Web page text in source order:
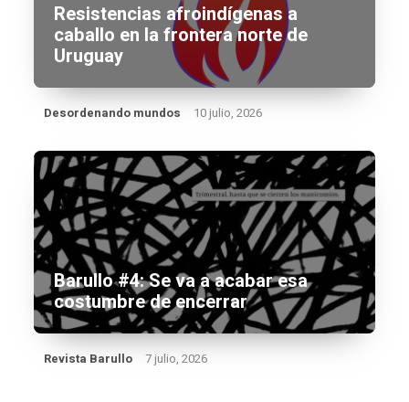
Resistencias afroindígenas a
caballo en la frontera norte de
Uruguay
Desordenando mundos 10 julio, 2026
Barullo #4: Se va a acabar esa
costumbre de encerrar
Revista Barullo 7 julio, 2026